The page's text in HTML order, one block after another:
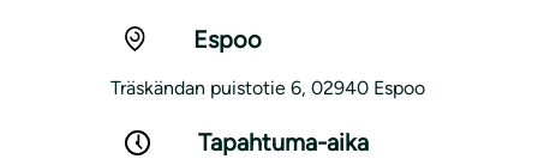
Espoo
Träskändan puistotie 6, 02940 Espoo
Tapahtuma-aika